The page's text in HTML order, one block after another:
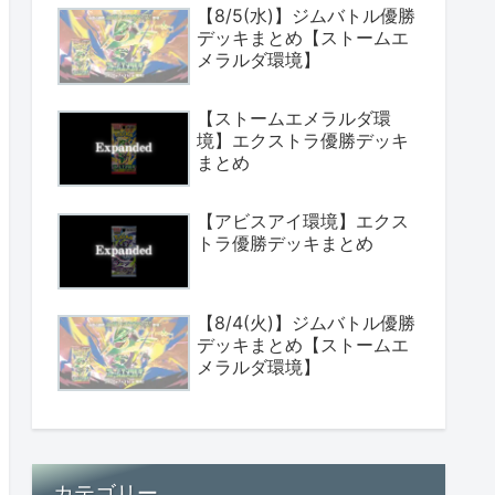
【8/5(水)】ジムバトル優勝
デッキまとめ【ストームエ
メラルダ環境】
【ストームエメラルダ環
境】エクストラ優勝デッキ
まとめ
【アビスアイ環境】エクス
トラ優勝デッキまとめ
【8/4(火)】ジムバトル優勝
デッキまとめ【ストームエ
メラルダ環境】